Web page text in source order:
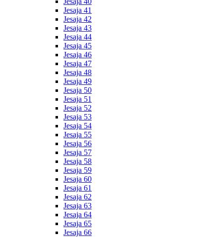
Jesaja 41
Jesaja 42
Jesaja 43
Jesaja 44
Jesaja 45
Jesaja 46
Jesaja 47
Jesaja 48
Jesaja 49
Jesaja 50
Jesaja 51
Jesaja 52
Jesaja 53
Jesaja 54
Jesaja 55
Jesaja 56
Jesaja 57
Jesaja 58
Jesaja 59
Jesaja 60
Jesaja 61
Jesaja 62
Jesaja 63
Jesaja 64
Jesaja 65
Jesaja 66